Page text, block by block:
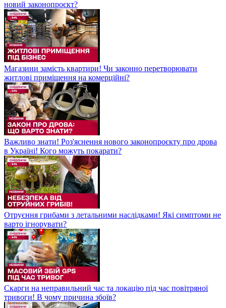
новий законопроєкт?
Магазини замість квартири! Чи законно перетворювати
житлові приміщення на комерційні?
Важливо знати! Роз'яснення нового законопроєкту про дрова
в Україні! Кого можуть покарати?
Отруєння грибами з летальними наслідками! Які симптоми не
варто ігнорувати?
Скарги на неправильний час та локацію під час повітряної
тривоги! В чому причина збоїв?